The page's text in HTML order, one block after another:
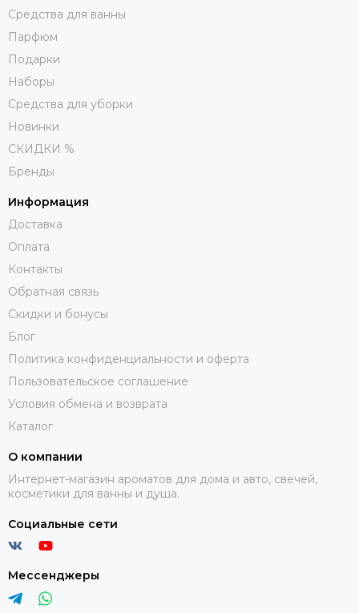
Средства для ванны
Парфюм
Подарки
Наборы
Средства для уборки
Новинки
СКИДКИ %
Бренды
Информация
Доставка
Оплата
Контакты
Обратная связь
Скидки и бонусы
Блог
Политика конфиденциальности и оферта
Пользовательское соглашение
Условия обмена и возврата
Каталог
О компании
Интернет-магазин ароматов для дома и авто, свечей,
косметики для ванны и душа.
Социальные сети
Мессенджеры